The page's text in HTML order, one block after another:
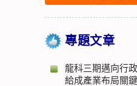
專題文章
龍科三期邁向行
給成產業布局關鍵